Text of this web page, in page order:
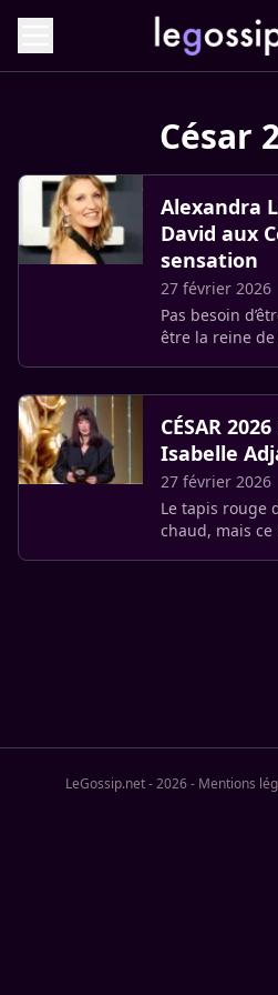
César
Alexandra
David aux
sensation
27 février 2026
Pas besoin
être la reine
CÉSAR
Isabelle
27 février 2026
Le tapis rouge
chaud, mais ce
LeGossip.net - 2026- Mentions